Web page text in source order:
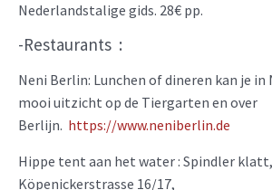
Nederlandstalige gids. 28€ pp.
-Restaurants :
Neni Berlin: Lunchen of dineren kan je
mooi uitzicht op de Tiergarten en over
Berlijn. https://www.neniberlin.de
Hippe tent aan het water : Spindler klatt,
Köpenickerstrasse 16/17,